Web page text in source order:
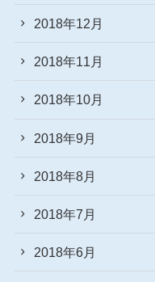
2018年12月
2018年11月
2018年10月
2018年9月
2018年8月
2018年7月
2018年6月